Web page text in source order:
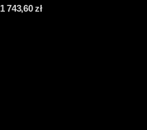
1 743,60zł